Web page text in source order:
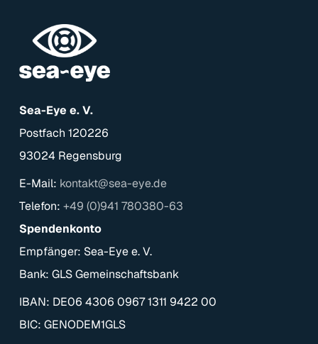
Sea-Eye e. V.
Postfach 120226
93024 Regensburg
E-Mail: kontakt@sea-eye.de
Telefon: +49 (0)941 780380-63
Spendenkonto
Empfänger: Sea-Eye e. V.
Bank: GLS Gemeinschaftsbank
IBAN: DE06 4306 0967 1311 9422 00
BIC: GENODEM1GLS